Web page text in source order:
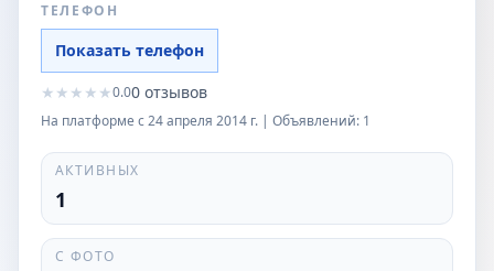
ТЕЛЕФОН
Показать телефон
★ ★ ★ ★ ★0.00 отзывов
На платформе с24 апреля 2014 г. | Объявлений: 1
АКТИВНЫХ
1
С ФОТО